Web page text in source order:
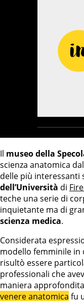
Il museo della
scienza anatomica
delle più interessanti
dell’Università di
teche una serie di
inquietante ma di
scienza medica.
Considerata
modello femminile in
risultò essere
professionali che
maniera
venere anatomica fu